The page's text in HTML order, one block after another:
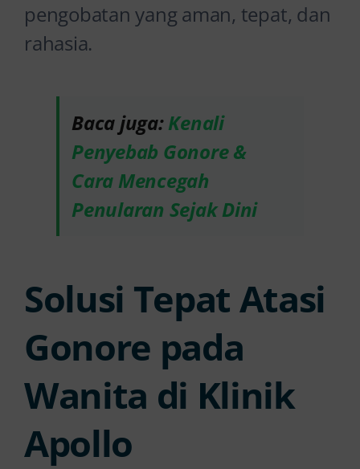
pengobatan yang aman, tepat, dan
rahasia.
Baca juga:Kenali
Penyebab Gonore &
Cara Mencegah
Penularan Sejak Dini
Solusi Tepat Atasi
Gonore pada
Wanita di Klinik
Apollo